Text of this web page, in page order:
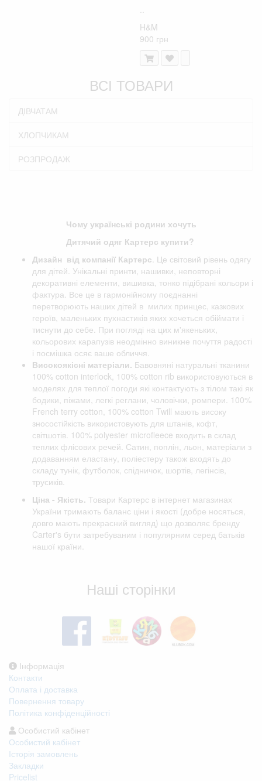
H&M
900 грн
ВСІ ТОВАРИ
ДІВЧАТАМ
ХЛОПЧИКАМ
РОЗПРОДАЖ
Чому українські родини хочуть
Дитячий одяг Картерс купити?
Дизайн від компанії Картерс . Це світовий рівень одягу
для дітей. Унікальні принти, нашивки, неповторні
декоративні елементи, вишивка, тонко підібрані кольори і
фактура. Все це в гармонійному поєднанні
перетворюють наших дітей в милих принцес, казкових
героїв, маленьких пухнастиків яких хочеться обіймати і
тиснути до себе. При погляді на цих м'якеньких,
кольорових карапузів неодмінно виникне почуття радості
і посмішка осяє ваше обличчя.
Високоякісні матеріали. Бавовняні натуральні тканини
100% cotton interlock, 100% cotton rib використовуються в
моделях для теплої погоди які контактують з тілом такі як
бодики, піжами, легкі реглани, чоловічки, ромпери. 100%
French terry cotton, 100% cotton Twill мають високу
зносостійкість використовують для штанів, кофт,
світшотів. 100% polyester microfleece входить в склад
теплих флісових речей. Сатин, поплін, льон, матеріали з
додаванням еластану, поліестеру також входять до
складу тунік, футболок, спідничок, шортів, легінсів,
трусиків.
Ціна - Якість. Товари Картерс в інтернет магазинах
України тримають баланс ціни і якості (добре носяться,
довго мають прекрасний вигляд) що дозволяє бренду
Carter's бути затребуваним і популярним серед батьків
нашої країни.
Наші сторінки
Інформація
Контакти
Оплата і доставка
Повернення товару
Політика конфіденційності
Особистий кабінет
Особистий кабінет
Історія замовлень
Закладки
Pricelist